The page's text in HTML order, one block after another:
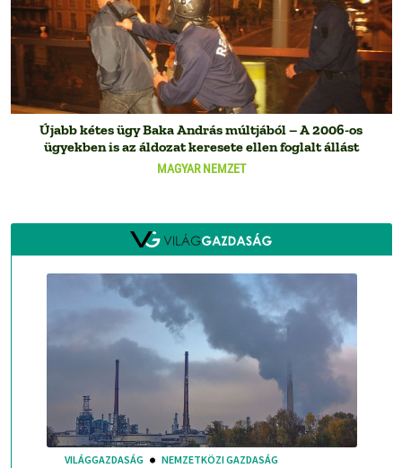
MAGYAR NEMZET
Újabb kétes ügy Baka András múltjából – A 2006-os
ügyekben is az áldozat keresete ellen foglalt állást
VILÁGGAZDASÁG NEMZETKÖZI GAZDASÁG